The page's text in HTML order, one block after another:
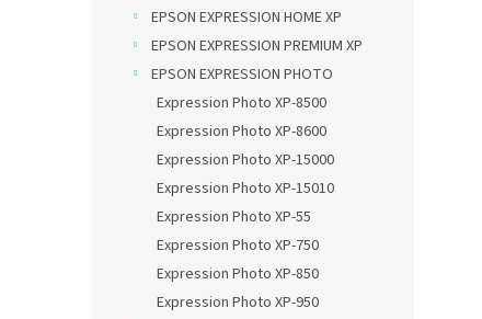
EPSON EXPRESSION HOME XP
EPSON EXPRESSION PREMIUM XP
EPSON EXPRESSION PHOTO
Expression Photo XP-8500
Expression Photo XP-8600
Expression Photo XP-15000
Expression Photo XP-15010
Expression Photo XP-55
Expression Photo XP-750
Expression Photo XP-850
Expression Photo XP-950